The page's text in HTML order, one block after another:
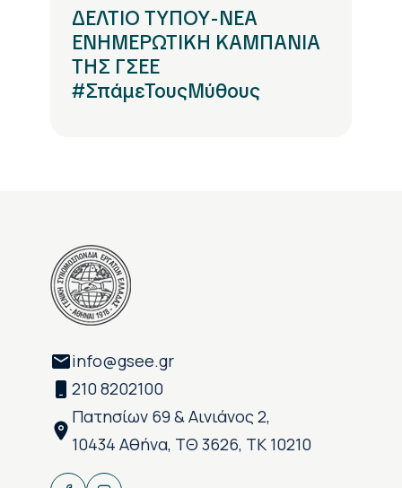
ΔΕΛΤΙΟ ΤΥΠΟΥ-ΝΕΑ
ΕΝΗΜΕΡΩΤΙΚΗ ΚΑΜΠΑΝΙΑ
ΤΗΣ ΓΣΕΕ
#ΣπάμεΤουςΜύθους
info@gsee.gr
210 8202100
Πατησίων 69 & Αινιάνος 2,
10434 Αθήνα, ΤΘ 3626, ΤΚ 10210